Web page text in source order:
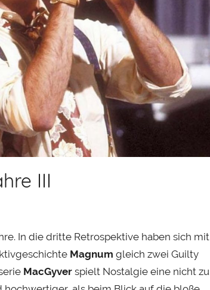
III
In die dritte Retrospektive haben sich mit
Magnum gleich zwei Guilty
MacGyver spielt Nostalgie eine nicht zu